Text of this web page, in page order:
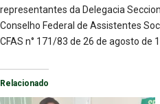
representantes da Delegacia
Conselho Federal de Assistentes
CFAS n° 171/83 de 26 de agosto de
Relacionado